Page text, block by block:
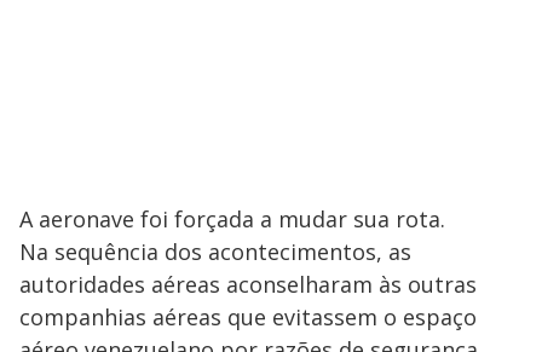
A aeronave foi forçada a mudar sua rota.
Na sequência dos acontecimentos, as
autoridades aéreas aconselharam às outras
companhias aéreas que evitassem o espaço